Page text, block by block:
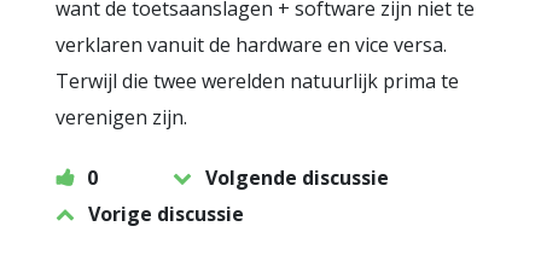
want de toetsaanslagen + software zijn niet te
verklaren vanuit de hardware en vice versa.
Terwijl die twee werelden natuurlijk prima te
verenigen zijn.
0
Volgende discussie
Vorige discussie